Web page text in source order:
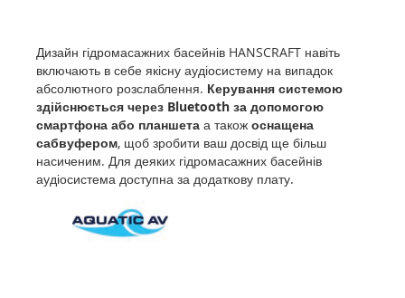
Дизайн гідромасажних басейнів HANSCRAFT навіть
включають в себе якісну аудіосистему на випадок
абсолютного розслаблення. Керування системою
здійснюється через Bluetooth за допомогою
смартфона або планшета а також оснащена
сабвуфером, щоб зробити ваш досвід ще більш
насиченим. Для деяких гідромасажних басейнів
аудіосистема доступна за додаткову плату.